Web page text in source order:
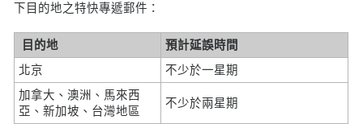
下目的地之特快專遞郵件：
目的地
預計延誤時間
北京
不少於一星期
加拿大、澳洲、馬來西
亞、新加坡、台灣地區
不少於兩星期